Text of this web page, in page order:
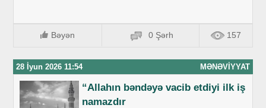
Bəyən 0 Şərh 157
28 İyun 2026 11:54 MƏNƏVIYYAT
“Allahın bəndəyə vacib etdiyi ilk iş
namazdır